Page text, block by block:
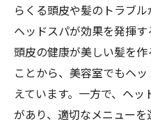
らくる頭皮や髪のトラブ
ヘッドスパが効果を発揮す
頭皮の健康が美しい髪を
ことから、美容室でもヘ
えています。一方で、ヘ
があり、適切なメニュー